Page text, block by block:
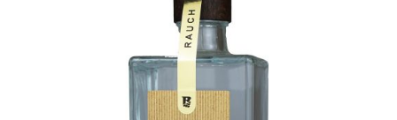
Shop
Kontakt